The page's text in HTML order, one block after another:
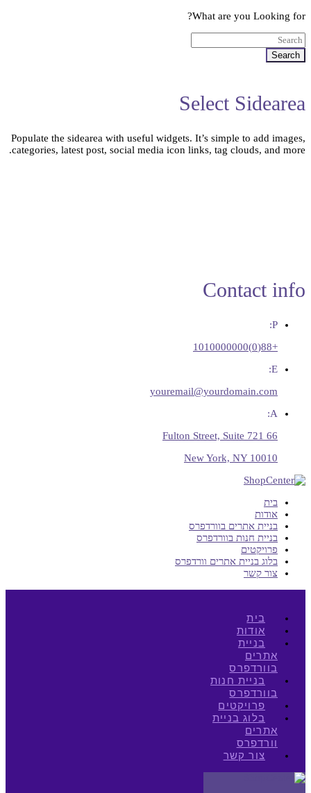
What are you Looking for?
Search
Select Sidearea
Populate the sidearea with useful widgets. It’s simple to add images,
categories, latest post, social media icon links, tag clouds, and more.
Contact info
P:
+88(0)1010000000
E:
youremail@yourdomain.com
A:
66 Fulton Street, Suite 721
New York, NY 10010
בית
אודות
בניית אתרים בוורדפרס
בניית חנות בוורדפרס
פרויקטים
בלוג בניית אתרים וורדפרס
צור קשר
בית
אודות
בניית
אתרים
בוורדפרס
בניית חנות
בוורדפרס
פרויקטים
בלוג בניית
אתרים
וורדפרס
צור קשר